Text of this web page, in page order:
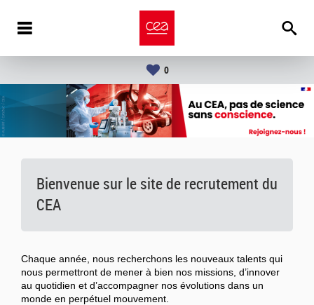
0
Bienvenue sur le site de recrutement du
CEA
Chaque année, nous recherchons les nouveaux talents qui
nous permettront de mener à bien nos missions, d’innover
au quotidien et d’accompagner nos évolutions dans un
monde en perpétuel mouvement.